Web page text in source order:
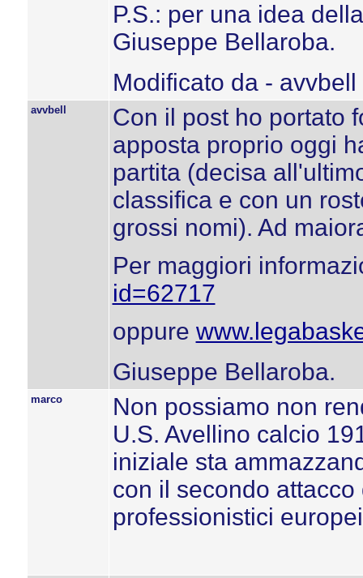
P.S.: per una idea
Giuseppe Bellaroba.
Modificato da -
avvbell
Con il post ho portato
apposta proprio oggi
partita (decisa
classifica e con un
grossi nomi). Ad
Per maggiori
id=62717
oppure
Giuseppe Bellaroba.
marco
Non possiamo non
U.S. Avellino calcio
iniziale sta
con il secondo
professionistici